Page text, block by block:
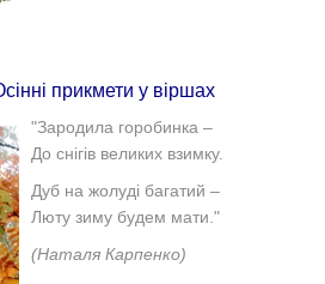
прикмети у віршах
"Зародила горобинка –
До снігів великих взимку.
Дуб на жолуді багатий –
Люту зиму будем мати."
(Наталя Карпенко)